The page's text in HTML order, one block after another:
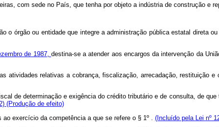
com sede no País, que tenha por objeto a indústria de construção e
o órgão ou entidade que integre a administração pública estatal direta
de 1987, destina-se a atender aos encargos da intervenção da
atividades relativas a cobrança, fiscalização, arrecadação, restituição
de determinação e exigência do crédito tributário e de consulta, de que
(Produção de efeito)
exercício da competência a que se refere o § 1º . (Incluído pela Lei nº